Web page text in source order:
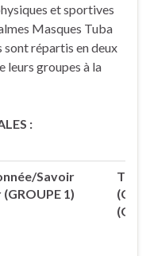
et sportives
Masques Tuba
sont répartis en deux
leurs groupes à la
:
Savoir
(GROUPE 1)
(